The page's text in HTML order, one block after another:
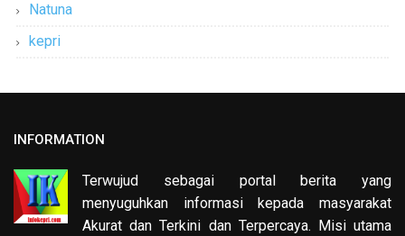
Natuna
kepri
INFORMATION
Terwujud sebagai portal berita yang
menyuguhkan informasi kepada masyarakat
Akurat dan Terkini dan Terpercaya. Misi utama